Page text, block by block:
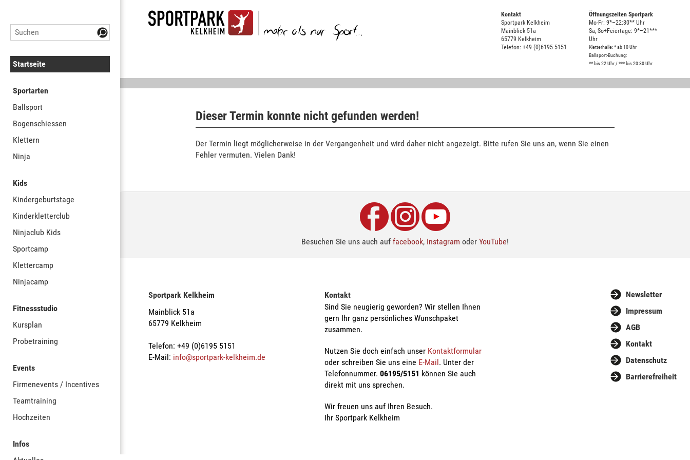
Startseite
Sportarten
Ballsport
Bogenschiessen
Klettern
Ninja
Kids
Kindergeburtstage
Kinderkletterclub
Ninjaclub Kids
Sportcamp
Klettercamp
Ninjacamp
Fitnessstudio
Kursplan
Probetraining
Events
Firmenevents / Incentives
Teamtraining
Hochzeiten
Infos
Kontakt
Sportpark Kelkheim
Mainblick 51a
65779 Kelkheim
Telefon: +49 (0)6195 5151
Öffnungszeiten Sportpark
Mo-Fr: 9*–22:30** Uhr
Sa, So+Feiertage: 9*–21***
Uhr
Kletterhalle: * ab 10 Uhr
Ballsport-Buchung:
** bis 22 Uhr / *** bis 20:30 Uhr
Dieser Termin konnte nicht gefunden werden!
Der Termin liegt möglicherweise in der Vergangenheit und wird daher nicht angezeigt. Bitte rufen Sie uns an, wenn Sie einen
Fehler vermuten. Vielen Dank!
Besuchen Sie uns auch auf facebook, Instagram oder YouTube!
Sportpark Kelkheim
Mainblick 51a
65779 Kelkheim
Telefon: +49 (0)6195 5151
E-Mail: info@sportpark-kelkheim.de
Kontakt
Sind Sie neugierig geworden? Wir stellen Ihnen
gern Ihr ganz persönliches Wunschpaket
zusammen.
Nutzen Sie doch einfach unser Kontaktformular
oder schreiben Sie uns eine E-Mail. Unter der
Telefonnummer.06195/5151 können Sie auch
direkt mit uns sprechen.
Wir freuen uns auf Ihren Besuch.
Ihr Sportpark Kelkheim
Newsletter
Impressum
AGB
Kontakt
Datenschutz
Barrierefreiheit